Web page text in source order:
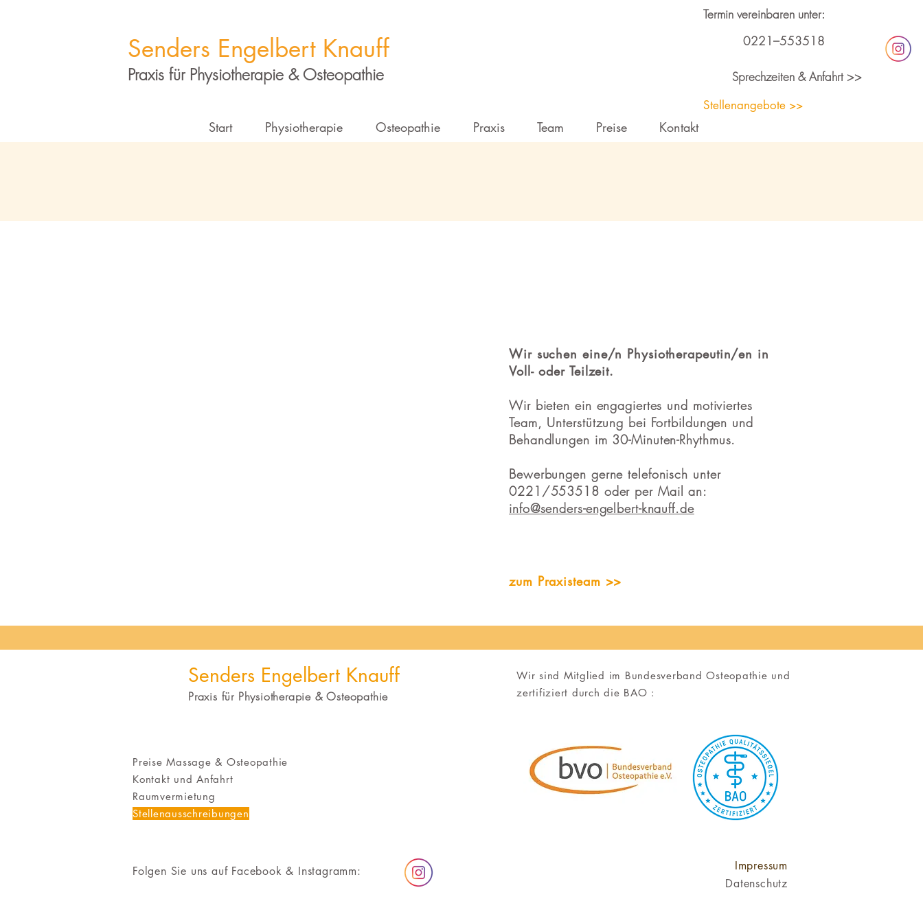
Senders Engelbert Knauff
Praxis für Physiotherapie & Osteopathie
Termin vereinbaren unter:
0221–553518
Sprechzeiten & Anfahrt >>
Stellenangebote >>
Start Physiotherapie Osteopathie Praxis Team Preise Kontakt
Wir suchen eine/n Physiotherapeutin/en in
Voll- oder Teilzeit.
Wir bieten ein engagiertes und motiviertes
Team, Unterstützung bei Fortbildungen und
Behandlungen im 30-Minuten-Rhythmus.
Bewerbungen gerne telefonisch unter
0221/553518 oder per Mail an:
info@senders-engelbert-knauff.de
zum Praxisteam >>
Senders Engelbert Knauff
Praxis für Physiotherapie & Osteopathie
Preise Massage & Osteopathie
Kontakt und Anfahrt
Raumvermietung
Stellenausschreibungen
Folgen Sie uns auf Facebook & Instagramm:
Wir sind Mitglied im Bundesverband Osteopathie und
zertifiziert durch die BAO :
Impressum
Datenschutz